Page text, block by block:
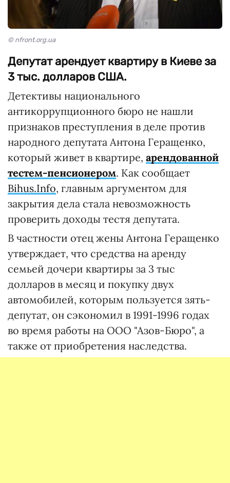
© nfront.org.ua
Депутат арендует квартиру в Киеве за
3 тыс. долларов США.
Детективы национального
антикоррупционного бюро не нашли
признаков преступления в деле против
народного депутата Антона Геращенко,
который живет в квартире, арендованной
тестем-пенсионером. Как сообщает
Bihus.Info, главным аргументом для
закрытия дела стала невозможность
проверить доходы тестя депутата.
В частности отец жены Антона Геращенко
утверждает, что средства на аренду
семьей дочери квартиры за 3 тыс
долларов в месяц и покупку двух
автомобилей, которым пользуется зять-
депутат, он сэкономил в 1991-1996 годах
во время работы на ООО "Азов-Бюро", а
также от приобретения наследства.